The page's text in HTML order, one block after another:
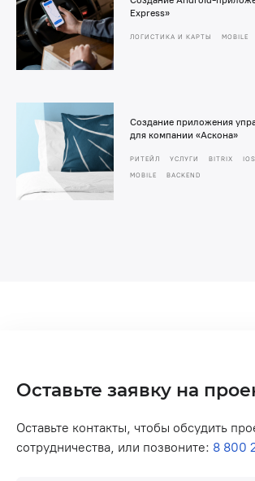
Express»
ЛОГИСТИКА И КАРТЫ MOBILE
Создание приложения
для компании «Аскона»
РИТЕЙЛ УСЛУГИ BITRIX IOS
MOBILE
BACKEND
Оставьте заявку на
Оставьте контакты, чтобы обсудить
сотрудничества, или позвоните: 8 800